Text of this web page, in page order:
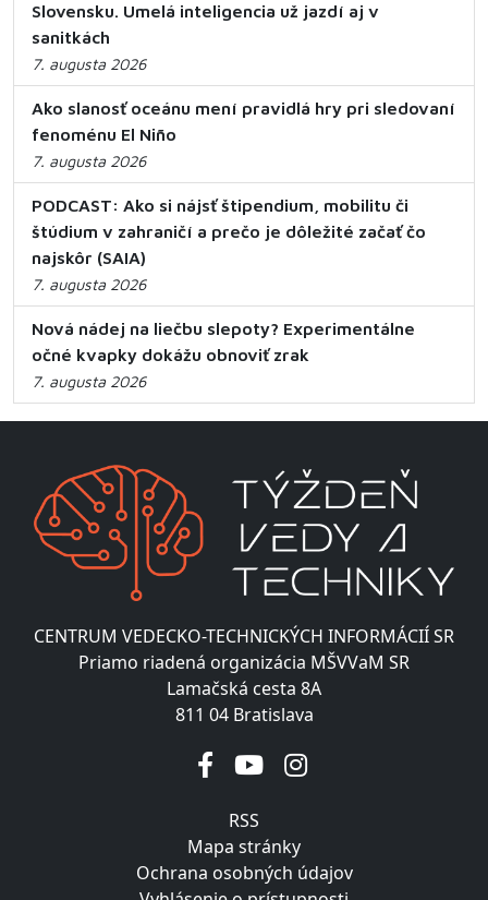
Slovensku. Umelá inteligencia už jazdí aj v
sanitkách
7. augusta 2026
Ako slanosť oceánu mení pravidlá hry pri sledovaní
fenoménu El Niño
7. augusta 2026
PODCAST: Ako si nájsť štipendium, mobilitu či
štúdium v zahraničí a prečo je dôležité začať čo
najskôr (SAIA)
7. augusta 2026
Nová nádej na liečbu slepoty? Experimentálne
očné kvapky dokážu obnoviť zrak
7. augusta 2026
CENTRUM VEDECKO-TECHNICKÝCH INFORMÁCIÍ SR
Priamo riadená organizácia MŠVVaM SR
Lamačská cesta 8A
811 04 Bratislava
RSS
Mapa stránky
Ochrana osobných údajov